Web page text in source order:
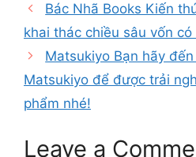
Bác Nhã Books Kiến
khai thác chiều sâu vốn
Matsukiyo Bạn hãy
Matsukiyo để được trải
phẩm nhé!
Leave a